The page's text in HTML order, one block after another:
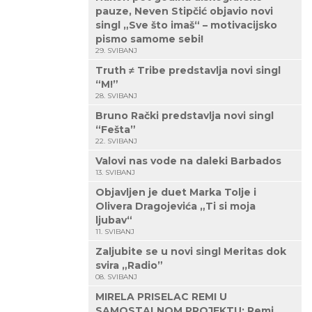
pauze, Neven Stipčić objavio novi
singl „Sve što imaš“ – motivacijsko
pismo samome sebi!
29. SVIBANJ
Truth ≠ Tribe predstavlja novi singl
“M!”
28. SVIBANJ
Bruno Rački predstavlja novi singl
“Fešta”
22. SVIBANJ
Valovi nas vode na daleki Barbados
13. SVIBANJ
Objavljen je duet Marka Tolje i
Olivera Dragojevića „Ti si moja
ljubav“
11. SVIBANJ
Zaljubite se u novi singl Meritas dok
svira „Radio”
08. SVIBANJ
MIRELA PRISELAC REMI U